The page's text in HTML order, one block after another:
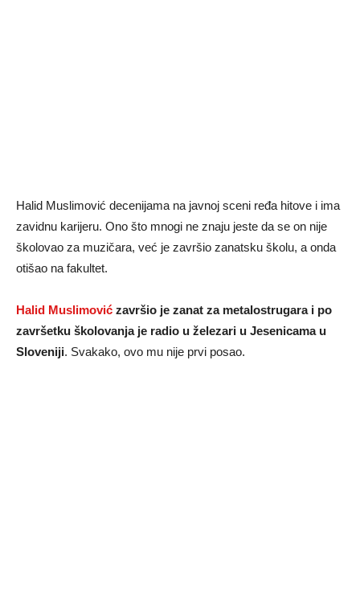
Halid Muslimović decenijama na javnoj sceni ređa hitove i ima
zavidnu karijeru. Ono što mnogi ne znaju jeste da se on nije
školovao za muzičara, već je završio zanatsku školu, a onda
otišao na fakultet.
Halid Muslimović završio je zanat za metalostrugara i po
završetku školovanja je radio u železari u Jesenicama u
Sloveniji. Svakako, ovo mu nije prvi posao.